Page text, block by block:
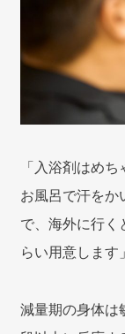
「入浴剤はめ
お風呂で汗をか
で、海外に行く
らい用意します
減量期の身体は